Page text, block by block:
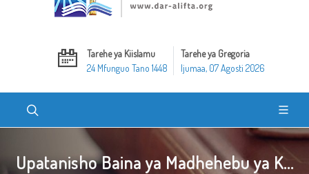
Tarehe ya Kiislamu
24 Mfunguo Tano 1448
Tarehe ya Gregoria
Ijumaa, 07 Agosti 2026
Upatanisho Baina ya Madhehebu ya K...